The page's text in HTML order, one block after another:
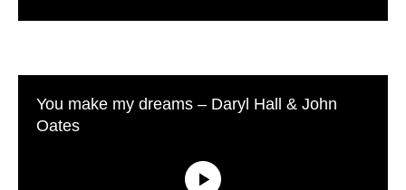
You make my dreams – Daryl Hall & John
Oates